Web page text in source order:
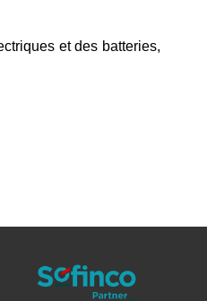
et des batteries,